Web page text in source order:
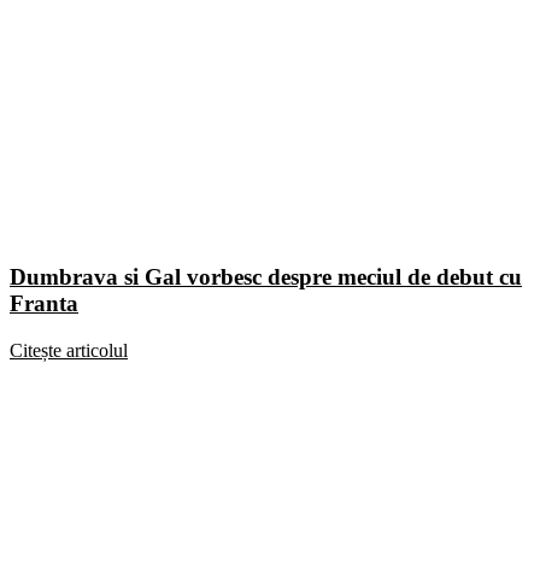
Dumbrava si Gal vorbesc despre meciul de debut cu
Franta
Citește articolul